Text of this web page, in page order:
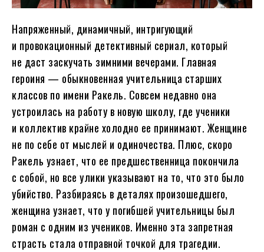
Напряженный, динамичный, интригующий
и провокационный детективный сериал, который
не даст заскучать зимними вечерами. Главная
героиня — обыкновенная учительница старших
классов по имени Ракель. Совсем недавно она
устроилась на работу в новую школу, где ученики
и коллектив крайне холодно ее принимают. Женщине
не по себе от мыслей и одиночества. Плюс, скоро
Ракель узнает, что ее предшественница покончила
с собой, но все улики указывают на то, что это было
убийство. Разбираясь в деталях произошедшего,
женщина узнает, что у погибшей учительницы был
роман с одним из учеников. Именно эта запретная
страсть стала отправной точкой для трагедии.